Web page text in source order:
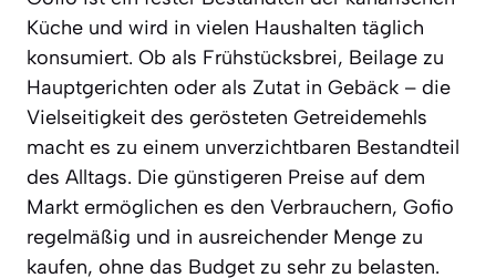
Küche und wird in vielen Haushalten täglich
konsumiert. Ob als Frühstücksbrei, Beilage zu
Hauptgerichten oder als Zutat in Gebäck – die
Vielseitigkeit des gerösteten Getreidemehls
macht es zu einem unverzichtbaren Bestandteil
des Alltags. Die günstigeren Preise auf dem
Markt ermöglichen es den Verbrauchern, Gofio
regelmäßig und in ausreichender Menge zu
kaufen, ohne das Budget zu sehr zu belasten.